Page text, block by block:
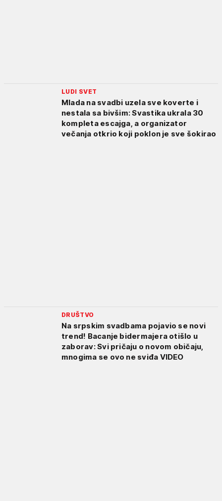
LUDI SVET
Mlada na svadbi uzela sve koverte i
nestala sa bivšim: Svastika ukrala 30
kompleta escajga, a organizator
večanja otkrio koji poklon je sve šokirao
DRUŠTVO
Na srpskim svadbama pojavio se novi
trend! Bacanje bidermajera otišlo u
zaborav: Svi pričaju o novom običaju,
mnogima se ovo ne sviđa VIDEO